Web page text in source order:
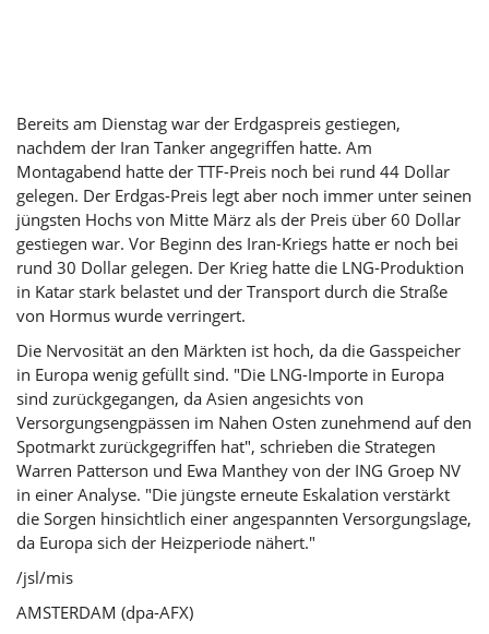
Bereits am Dienstag war der Erdgaspreis gestiegen,
nachdem der Iran Tanker angegriffen hatte. Am
Montagabend hatte der TTF-Preis noch bei rund 44 Dollar
gelegen. Der Erdgas-Preis legt aber noch immer unter seinen
jüngsten Hochs von Mitte März als der Preis über 60 Dollar
gestiegen war. Vor Beginn des Iran-Kriegs hatte er noch bei
rund 30 Dollar gelegen. Der Krieg hatte die LNG-Produktion
in Katar stark belastet und der Transport durch die Straße
von Hormus wurde verringert.
Die Nervosität an den Märkten ist hoch, da die Gasspeicher
in Europa wenig gefüllt sind. "Die LNG-Importe in Europa
sind zurückgegangen, da Asien angesichts von
Versorgungsengpässen im Nahen Osten zunehmend auf den
Spotmarkt zurückgegriffen hat", schrieben die Strategen
Warren Patterson und Ewa Manthey von der ING Groep NV
in einer Analyse. "Die jüngste erneute Eskalation verstärkt
die Sorgen hinsichtlich einer angespannten Versorgungslage,
da Europa sich der Heizperiode nähert."
/jsl/mis
AMSTERDAM (dpa-AFX)